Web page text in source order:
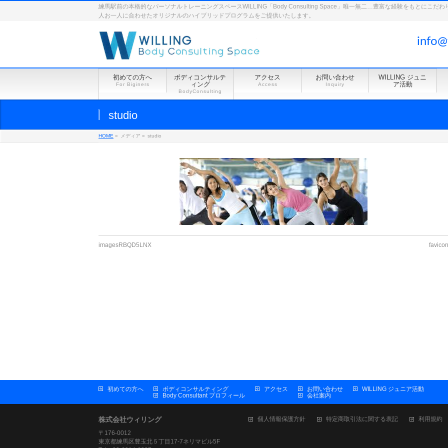
練馬駅前の本格的なパーソナルトレーニングスペースWILLING「Body Consulting Space」唯一無二…豊富な経験をもとにこだわ
人お一人に合わせたオリジナルのハイブリッドプログラムをご提供いたします。
初めての方へ
For Biginers
ボディコンサルテ
ィング
BodyConsulting
アクセス
Access
お問い合わせ
Inquiry
WILLING ジュニ
ア活動
studio
HOME » メディア » studio
imagesRBQD5LNX favicon
初めての方へ
ボディコンサルティング
Body Consultant プロフィール
アクセス
お問い合わせ
会社案内
WILLING ジュニア活動
株式会社ウィリング
〒176-0012
東京都練馬区豊玉北５丁目17-7ネリマビル5F
個人情報保護方針 特定商取引法に関する表記 利用規約